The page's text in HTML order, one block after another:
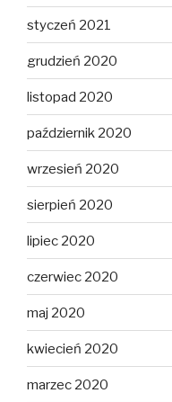
styczeń 2021
grudzień 2020
listopad 2020
październik 2020
wrzesień 2020
sierpień 2020
lipiec 2020
czerwiec 2020
maj 2020
kwiecień 2020
marzec 2020